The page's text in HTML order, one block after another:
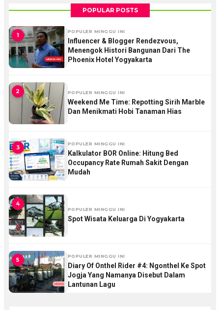
POPULAR POSTS
1 POPULER MINGGU INI
Influencer & Blogger Rendezvous,
Menengok Histori Bangunan Dari The
Phoenix Hotel Yogyakarta
2 POPULER MINGGU INI
Weekend Me Time: Repotting Sirih Marble
Dan Menikmati Hobi Tanaman Hias
3 POPULER MINGGU INI
Kalkulator BOR Online: Hitung Bed
Occupancy Rate Rumah Sakit Dengan
Mudah
4
POPULER MINGGU INI
Spot Wisata Keluarga Di Yogyakarta
5 POPULER MINGGU INI
Diary Of Onthel Rider #4: Ngonthel Ke Spot
Jogja Yang Namanya Disebut Dalam
Lantunan Lagu